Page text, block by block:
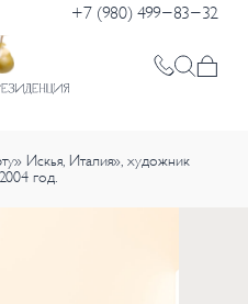
+7 (980) 499-83-32
Искья, Италия», художник
год.